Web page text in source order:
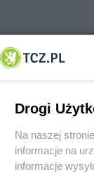
Drogi
Na naszej
informacje na
informacje